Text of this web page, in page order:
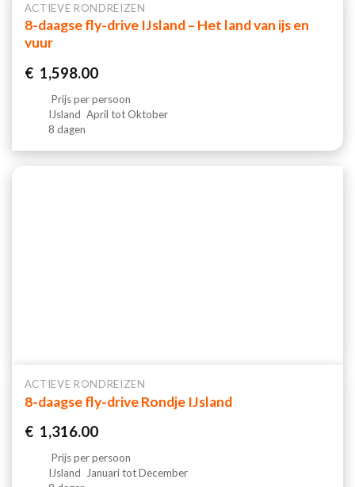
ACTIEVE RONDREIZEN
8-daagse fly-drive IJsland – Het land van ijs en
vuur
€ 1,598.00
Prijs per persoon
IJsland April tot Oktober
8 dagen
ACTIEVE RONDREIZEN
8-daagse fly-drive Rondje IJsland
€ 1,316.00
Prijs per persoon
IJsland Januari tot December